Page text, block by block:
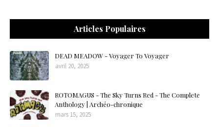
Articles Populaires
DEAD MEADOW - Voyager To Voyager
avril 20, 2025
ROTOMAGUS - The Sky Turns Red - The Complete
Anthology | Archéo-chronique
mars 15, 2025